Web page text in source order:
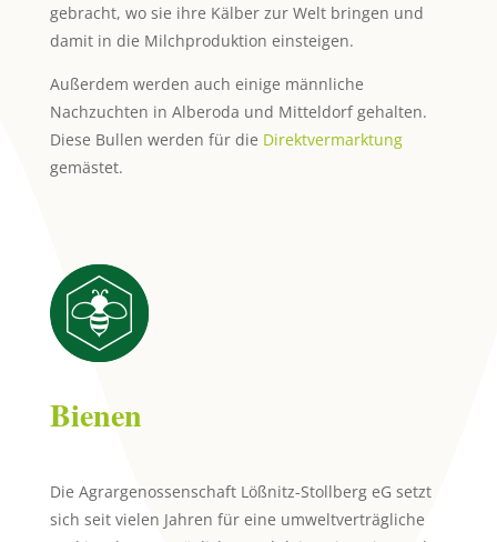
gebracht, wo sie ihre Kälber zur Welt bringen und
damit in die Milchproduktion einsteigen.
Außerdem werden auch einige männliche
Nachzuchten in Alberoda und Mitteldorf gehalten.
Diese Bullen werden für die Direktvermarktung
gemästet.
Bienen
Die Agrargenossenschaft Lößnitz-Stollberg eG setzt
sich seit vielen Jahren für eine umweltverträgliche